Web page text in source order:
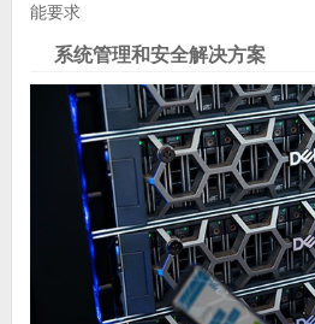
能要求
系统管理和安全解决方案